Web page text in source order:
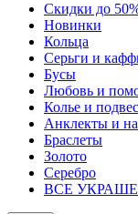
Скидки до
Новинки
Кольца
Серьги и
Бусы
Любовь и
Колье и
Анклекты и
Браслеты
Золото
Серебро
ВСЕ